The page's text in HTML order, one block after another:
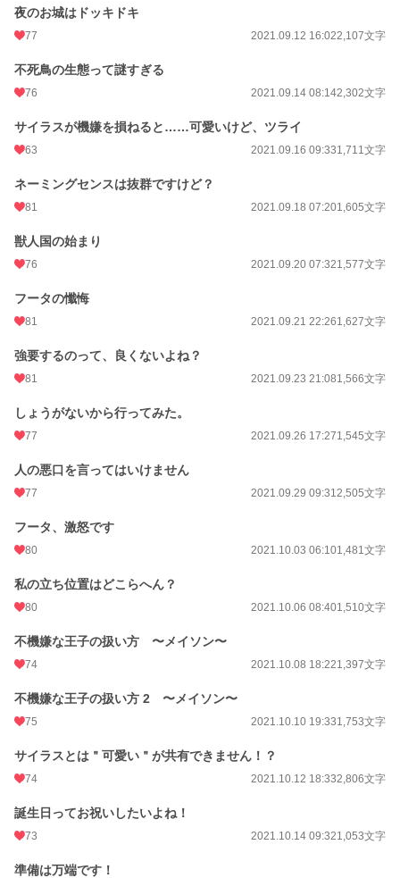
夜のお城はドッキドキ
77 2021.09.12 16:022,107文字
不死鳥の生態って謎すぎる
76 2021.09.14 08:142,302文字
サイラスが機嫌を損ねると……可愛いけど、ツライ
63 2021.09.16 09:331,711文字
ネーミングセンスは抜群ですけど？
81 2021.09.18 07:201,605文字
獣人国の始まり
76 2021.09.20 07:321,577文字
フータの懺悔
81 2021.09.21 22:261,627文字
強要するのって、良くないよね？
81 2021.09.23 21:081,566文字
しょうがないから行ってみた。
77 2021.09.26 17:271,545文字
人の悪口を言ってはいけません
77 2021.09.29 09:312,505文字
フータ、激怒です
80 2021.10.03 06:101,481文字
私の立ち位置はどこらへん？
80 2021.10.06 08:401,510文字
不機嫌な王子の扱い方 〜メイソン〜
74 2021.10.08 18:221,397文字
不機嫌な王子の扱い方 2 〜メイソン〜
75 2021.10.10 19:331,753文字
サイラスとは＂可愛い＂が共有できません！？
74 2021.10.12 18:332,806文字
誕生日ってお祝いしたいよね！
73 2021.10.14 09:321,053文字
準備は万端です！